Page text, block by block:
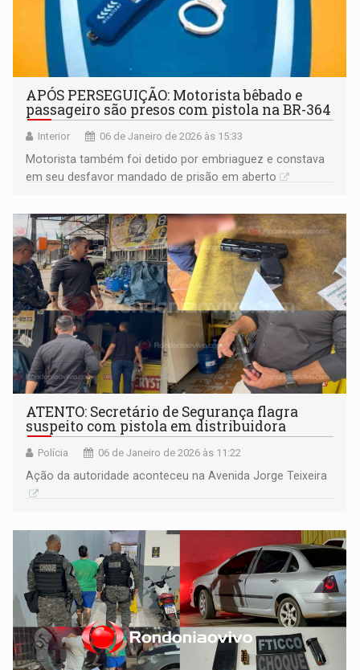
APÓS PERSEGUIÇÃO: Motorista bêbado e
passageiro são presos com pistola na BR-364
Interior 06 de Janeiro de 2026 às 15:33
Motorista também foi detido por embriaguez e constava
em seu desfavor mandado de prisão em aberto
ATENTO: Secretário de Segurança flagra
suspeito com pistola em distribuidora
Polícia 06 de Janeiro de 2026 às 11:22
Ação da autoridade aconteceu na Avenida Jorge Teixeira